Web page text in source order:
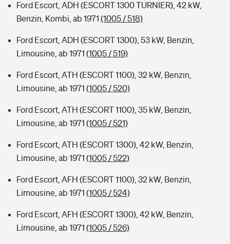
Ford Escort, ADH (ESCORT 1300 TURNIER), 42 kW,
Benzin, Kombi, ab 1971 (1005 / 518)
Ford Escort, ADH (ESCORT 1300), 53 kW, Benzin,
Limousine, ab 1971 (1005 / 519)
Ford Escort, ATH (ESCORT 1100), 32 kW, Benzin,
Limousine, ab 1971 (1005 / 520)
Ford Escort, ATH (ESCORT 1100), 35 kW, Benzin,
Limousine, ab 1971 (1005 / 521)
Ford Escort, ATH (ESCORT 1300), 42 kW, Benzin,
Limousine, ab 1971 (1005 / 522)
Ford Escort, AFH (ESCORT 1100), 32 kW, Benzin,
Limousine, ab 1971 (1005 / 524)
Ford Escort, AFH (ESCORT 1300), 42 kW, Benzin,
Limousine, ab 1971 (1005 / 526)